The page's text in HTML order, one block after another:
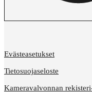
Evästeasetukset
Tietosuojaseloste
Kameravalvonnan